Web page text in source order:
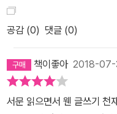
공감 (0) 댓글 (0)
책이좋아2018-07-
서문 읽으면서 웬 글쓰기 천